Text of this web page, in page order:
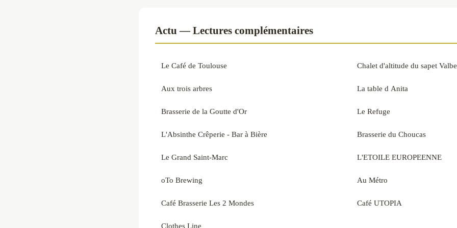
Actu — Lectures complémentaires
Le Café de Toulouse
Aux trois arbres
Brasserie de la Goutte d'Or
L'Absinthe Crêperie - Bar à Bière
Le Grand Saint-Marc
oTo Brewing
Café Brasserie Les 2 Mondes
Clothes Line
Chalet d'altitude du sapet
La table d Anita
Le Refuge
Brasserie du Choucas
L'ETOILE EUROPEENNE
Au Métro
Café UTOPIA